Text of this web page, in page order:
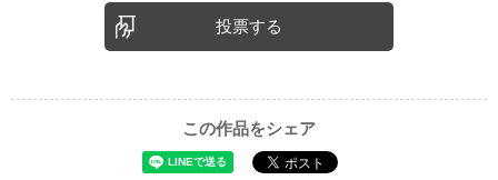
投票する
この作品をシェア